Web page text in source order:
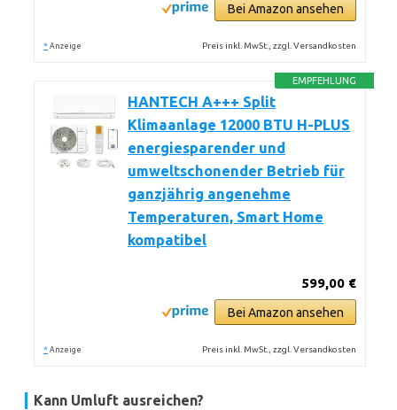
Bei Amazon ansehen
* Anzeige Preis inkl. MwSt., zzgl. Versandkosten
EMPFEHLUNG
HANTECH A+++ Split
Klimaanlage 12000 BTU H-PLUS
energiesparender und
umweltschonender Betrieb für
ganzjährig angenehme
Temperaturen, Smart Home
kompatibel
599,00 €
Bei Amazon ansehen
* Anzeige Preis inkl. MwSt., zzgl. Versandkosten
Kann Umluft ausreichen?